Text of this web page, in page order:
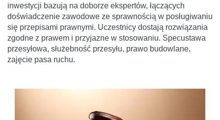
inwestycji bazują na doborze ekspertów, łączących
doświadczenie zawodowe ze sprawnością w posługiwaniu
się przepisami prawnymi. Uczestnicy dostają rozwiązania
zgodne z prawem i przyjazne w stosowaniu. Specustawa
przesyłowa, służebność przesyłu, prawo budowlane,
zajęcie pasa ruchu.